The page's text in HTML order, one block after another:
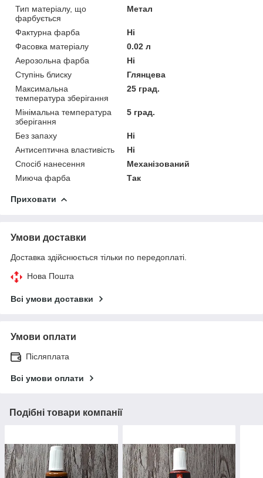
Тип матеріалу, що
фарбується
Метал
Фактурна фарба
Ні
Фасовка матеріалу
0.02 л
Аерозольна фарба
Ні
Ступінь блиску
Глянцева
Максимальна
температура зберігання
25 град.
Мінімальна температура
зберігання
5 град.
Без запаху
Ні
Антисептична властивість
Ні
Спосіб нанесення
Механізований
Миюча фарба
Так
Приховати
Умови доставки
Доставка здійснюється тільки по передоплаті.
Нова Пошта
Всі умови доставки
Умови оплати
Післяплата
Всі умови оплати
Подібні товари компанії